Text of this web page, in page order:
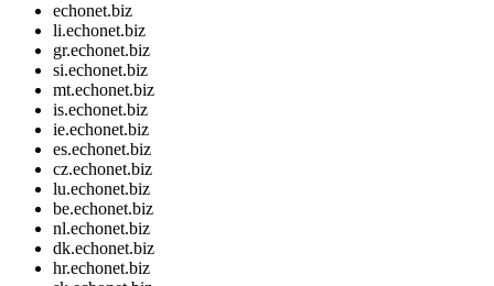
echonet.biz
li.echonet.biz
gr.echonet.biz
si.echonet.biz
mt.echonet.biz
is.echonet.biz
ie.echonet.biz
es.echonet.biz
cz.echonet.biz
lu.echonet.biz
be.echonet.biz
nl.echonet.biz
dk.echonet.biz
hr.echonet.biz